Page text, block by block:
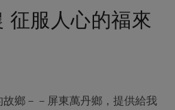
征服人心的福來
鄉－－屏東萬丹鄉，提供給我